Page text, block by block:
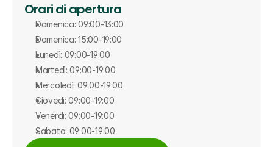
Orari di apertura
Domenica: 09:00-13:00
Domenica: 15:00-19:00
Lunedì: 09:00-19:00
Martedì: 09:00-19:00
Mercoledì: 09:00-19:00
Giovedì: 09:00-19:00
Venerdì: 09:00-19:00
Sabato: 09:00-19:00